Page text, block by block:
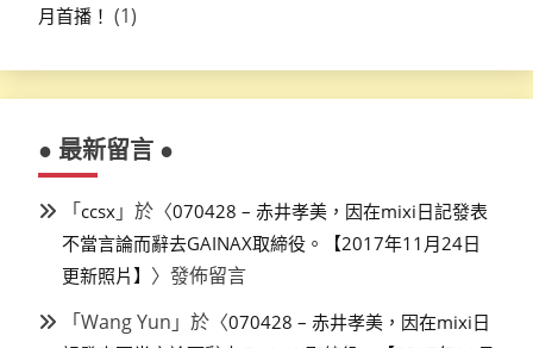
月首播！ (1)
● 最新留言 ●
「ccsx 」於〈070428 – 赤井孝美，因在mixi日記發表
不當言論而辭去GAINAX取締役。【2017年11月24日
更新照片】 〉發佈留言
「Wang Yun 」於〈070428 – 赤井孝美，因在mixi日